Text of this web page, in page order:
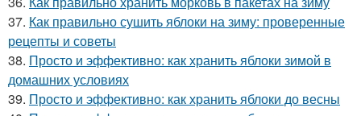
37. Как правильно сушить яблоки на зиму: проверенные
рецепты и советы
38. Просто и эффективно: как хранить яблоки зимой в
домашних условиях
39. Просто и эффективно: как хранить яблоки до весны